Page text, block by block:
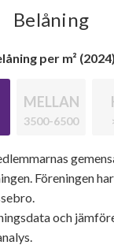
Belåning
per m² (2024)
MELLAN
3500-6500
Föreningen har
och